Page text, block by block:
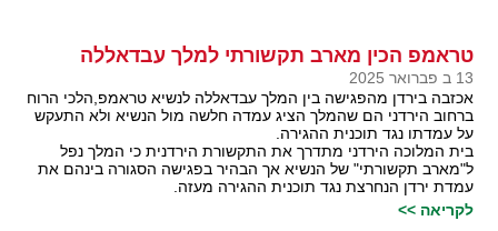
טראמפ הכין מארב תקשורתי למלך עבדאללה
13 ב פברואר 2025
אכזבה בירדן מהפגישה בין המלך עבדאללה לנשיא טראמפ,הלכי הרוח
ברחוב הירדני הם שהמלך הציג עמדה חלשה מול הנשיא ולא התעקש
על עמדתו נגד תוכנית ההגירה.
בית המלוכה הירדני מתדרך את התקשורת הירדנית כי המלך נפל
ל"מארב תקשורתי" של הנשיא אך הבהיר בפגישה הסגורה בינהם את
עמדת ירדן הנחרצת נגד תוכנית ההגירה מעזה.
לקריאה >>